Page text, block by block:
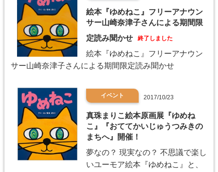
絵本『ゆめねこ』フリーアナウン
サー山崎奈津子さんによる期間限
定読み聞かせ
終了しました
絵本『ゆめねこ』フリーアナウン
サー山崎奈津子さんによる期間限定読み聞かせ
イベント 2017/10/23
真珠まりこ絵本原画展『ゆめね
こ』『おててかいじゅうつみきの
まちへ』開催！
夢なの？ 現実なの？ 不思議で楽し
いユーモア絵本『ゆめねこ』と、